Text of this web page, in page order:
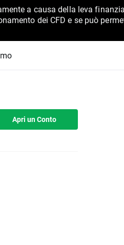
a causa della leva
dei CFD e se può
Apri un Conto